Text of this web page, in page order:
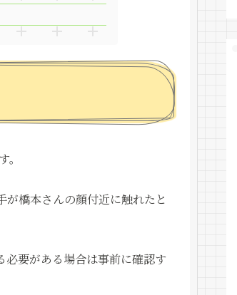
橋本さんの顔付近に触れたと
要がある場合は事前に確認す